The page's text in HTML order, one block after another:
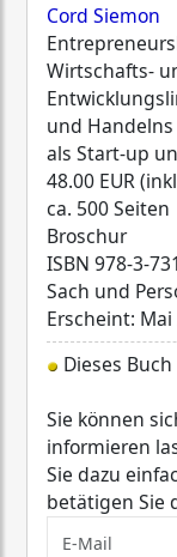
Cord Siemon
Wirtschafts-
und
als Start-up
48.00 EUR
ca. 500 Seiten
Broschur
ISBN 978-3-
Sach und
Erscheint: Mai
Dieses
Sie können
informieren
Sie dazu
betätigen Sie